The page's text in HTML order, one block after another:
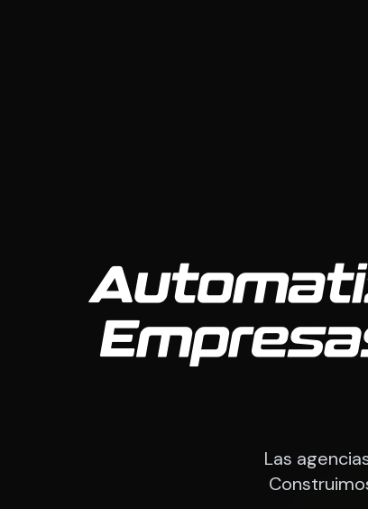
Las